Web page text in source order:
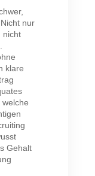
nur
nicht
klare
Gehalt